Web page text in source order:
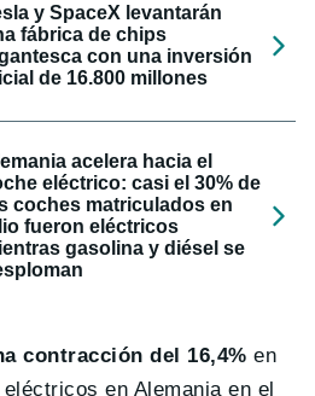
y SpaceX levantarán
fábrica de chips
con una inversión
de 16.800 millones
acelera hacia el
eléctrico: casi el 30% de
coches matriculados en
fueron eléctricos
gasolina y diésel se
contracción del 16,4% en
en Alemania en el